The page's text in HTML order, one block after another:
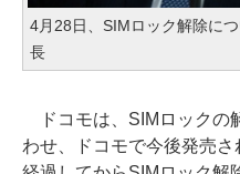
4月28日、SIMロック解除に
長
ドコモは、SIMロックの
わせ、ドコモで今後発売